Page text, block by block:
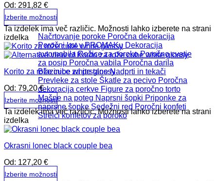
Načrtovanje poroke Poročna dekoracija
Poročni kot v PROMAKu Dekoracija
avtomobila Rožice za poroko Poročno cvetje
za posip Poročna vabila Poročna darila
Blazinice za prstane Nadprti in tekači
Prevleke za stole Škatle za pecivo Poročna
dekoracija cerkve Figure za poročno torto
Mašne na poteg Naprsni šopki Priponke za
naprsne šopke Sedežni red Poročni konfeti
Strelci konfetov za poroko
Od: 291,82 €
Izberite možnosti
Ta izdelek ima več različic. Možnosti lahko izberete na strani
izdelka
Korito za rože cube white glossy
Od: 79,20€
Izberite možnosti
Ta izdelek ima več različic. Možnosti lahko izberete na strani
izdelka
Okrasni lonec black couple bea
Od: 127,20 €
Izberite možnosti